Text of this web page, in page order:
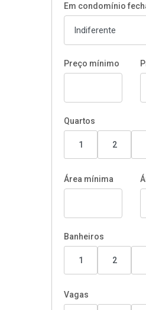
Em condomínio
Preço mínimo
Quartos
1 2
Área mínima
Banheiros
1 2
Vagas